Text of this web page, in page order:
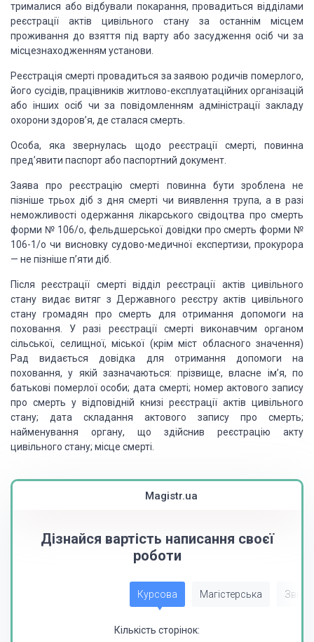
трималися або відбували покарання, провадиться відділами
реєстрації актів цивільного стану за останнім місцем
проживання до взяття під варту або засудження осіб чи за
місцезнаходженням установи.
Реєстрація смерті провадиться за заявою родичів померлого,
його сусідів, працівників житлово-експлуатаційнихорганізацій
або інших осіб чи за повідомленням адміністрації закладу
охорони здоров’я, де сталася смерть.
Особа, яка звернулась щодо реєстрації смерті, повинна
пред’явити паспорт або паспортний документ.
Заява про реєстрацію смерті повинна бути зроблена не
пізніше трьох діб з дня смерті чи виявлення трупа, а в разі
неможливості одержання лікарського свідоцтва про смерть
форми № 106/о, фельдшерської довідки про смерть форми №
106-1/о чи висновку судово-медичної експертизи, прокурора
— не пізніше п’яти діб.
Після реєстрації смерті відділ реєстрації актів цивільного
стану видає витяг з Державного реєстру актів цивільного
стану громадян про смерть для отримання допомоги на
поховання. У разі реєстраціїсмерті виконавчим органом
сільської, селищної, міської (крім міст обласного значення)
Рад видається довідка для отримання допомоги на
поховання, у якій зазначаються: прізвище, власне ім’я, по
батькові померлої особи; дата смерті; номер актового запису
про смерть у відповідній книзі реєстрації актів цивільного
стану; дата складання актового запису про смерть;
найменування органу, що здійснив реєстрацію акту
цивільного стану; місце смерті.
Magistr.ua
Дізнайся вартість написання своєї
роботи
Курсова Магістерська Звіт
Кількість сторінок: